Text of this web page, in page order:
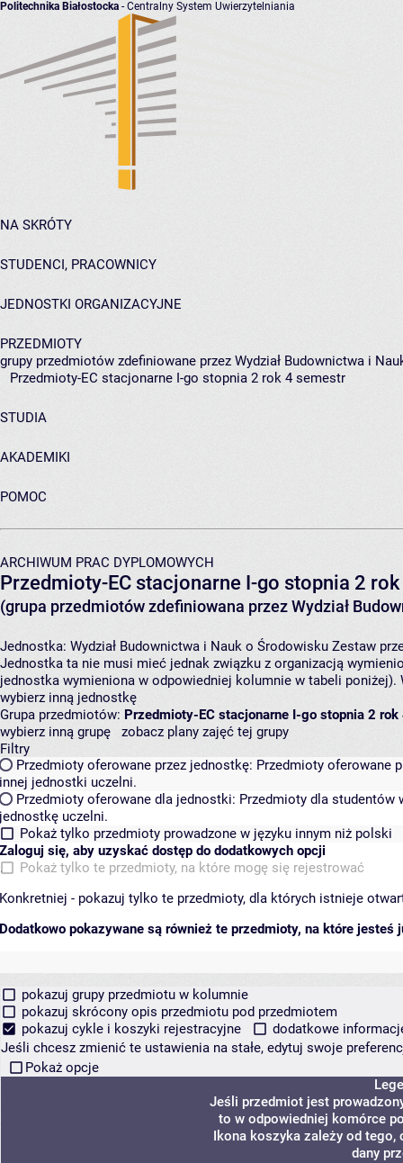
Politechnika Białostocka - Centralny System Uwierzytelniania
NA SKRÓTY
STUDENCI, PRACOWNICY
JEDNOSTKI ORGANIZACYJNE
PRZEDMIOTY
grupy przedmiotów zdefiniowane przez Wydział Budownictwa i
Przedmioty-EC stacjonarne I-go stopnia 2 rok 4 semestr
STUDIA
AKADEMIKI
POMOC
ARCHIWUM PRAC DYPLOMOWYCH
Przedmioty-EC stacjonarne I-go stopnia 2
(grupa przedmiotów zdefiniowana przez Wydział
Jednostka: Wydział Budownictwa i Nauk o Środowisku Zestaw
Jednostka ta nie musi mieć jednak związku z organizacją
jednostka wymieniona w odpowiedniej kolumnie w tabeli
wybierz inną jednostkę
Grupa przedmiotów: Przedmioty-EC stacjonarne I-go stopnia 2
wybierz inną grupę
zobacz plany zajęć tej grupy
Filtry
Przedmioty oferowane przez jednostkę: Przedmioty oferowane
innej jednostki uczelni.
Przedmioty oferowane dla jednostki: Przedmioty dla studentów
jednostkę uczelni.
Pokaż tylko przedmioty prowadzone w języku innym niż polski
Zaloguj się, aby uzyskać dostęp do dodatkowych opcji
Pokaż tylko te przedmioty, na które mogę się rejestrować
Konkretniej - pokazuj tylko te przedmioty, dla których istnieje
Dodatkowo pokazywane są również te przedmioty, na które jesteś
pokazuj grupy przedmiotu w kolumnie
pokazuj skrócony opis przedmiotu pod przedmiotem
pokazuj cykle i koszyki rejestracyjne
dodatkowe
Jeśli chcesz zmienić te ustawienia na stałe, edytuj swoje
Pokaż opcje
Jeśli przedmiot jest
to w odpowiedniej komórce
Ikona koszyka zależy od
dany